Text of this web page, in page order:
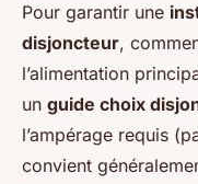
Pour garantir une
disjoncteur,
l’alimentation
un guide choix
l’ampérage requis
convient